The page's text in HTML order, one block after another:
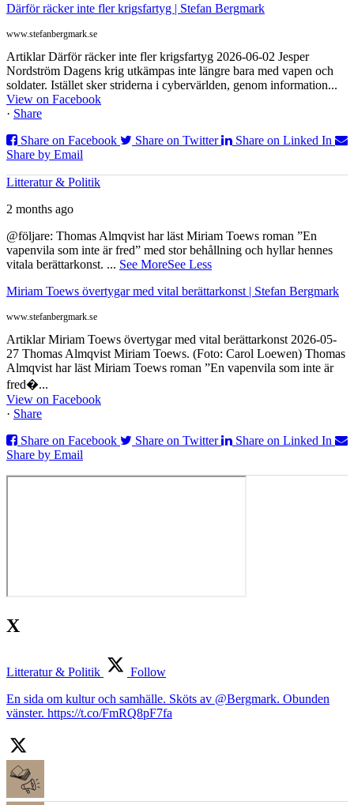
Därför räcker inte fler krigsfartyg | Stefan Bergmark
www.stefanbergmark.se
Artiklar Därför räcker inte fler krigsfartyg 2026-06-02 Jesper
Nordström Dagens krig utkämpas inte längre bara med vapen och
soldater. Istället sker striderna i cybervärlden, genom information...
View on Facebook
· Share
Share on Facebook
Share on Twitter
Share on Linked In
Share by Email
Litteratur & Politik
2 months ago
@följare: Thomas Almqvist har läst Miriam Toews roman ”En
vapenvila som inte är fred” med stor behållning och hyllar hennes
vitala berättarkonst. ... See MoreSee Less
Miriam Toews övertygar med vital berättarkonst | Stefan Bergmark
www.stefanbergmark.se
Artiklar Miriam Toews övertygar med vital berättarkonst 2026-05-
27 Thomas Almqvist Miriam Toews. (Foto: Carol Loewen) Thomas
Almqvist har läst Miriam Toews roman ”En vapenvila som inte är
fred�...
View on Facebook
· Share
Share on Facebook
Share on Twitter
Share on Linked In
Share by Email
X
Litteratur & Politik
Follow
En sida om kultur och samhälle. Sköts av @Bergmark. Obunden
vänster. https://t.co/FmRQ8pF7fa